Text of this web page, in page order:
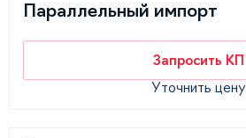
Параллельный импорт
Запросить КП
Уточнить цену